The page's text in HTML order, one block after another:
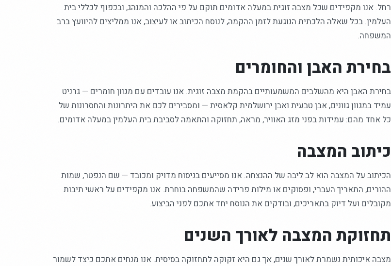
רחל. אנו מקפידים שכל מצבה זוגית במעלה אדומים תוקם על פי ההלכה והמנהג, ובכפוף לכללי בית
העלמין. בכל שאלה הלכתית הנוגעת לזמן ההקמה, לנוסח הכיתוב או לעיצוב, אנו ממליצים להיוועץ ברב
המשפחה.
בחירת האבן והחומרים
בחירת האבן היא מהשלבים המשמעותיים בהקמת מצבה זוגית. אנו עובדים עם מגוון חומרים — גרניט
עמיד במגוון גוונים, אבן טבעית ואבן ירושלמית קלאסית — ומסבירים לכם את היתרונות והחסרונות של
כל אחד מהם: עמידות בפני מזג האוויר, מראה, תחזוקה והתאמה לסביבת בית העלמין במעלה אדומים.
כיתוב המצבה
הכיתוב על המצבה הוא לב ליבה של ההנצחה. אנו מסייעים בניסוח מדויק ומכובד — שם הנפטר, שמות
ההורים, התאריך העברי, ופסוקים או מילות פרידה שהמשפחה בוחרת. אנו מקפידים על ראשי תיבות
מקובלים ועל דיוק בתאריכים, ובודקים את הנוסח יחד אתכם לפני הביצוע.
תחזוקת המצבה לאורך השנים
מצבה איכותית נשמרת לאורך שנים, אך גם היא זקוקה לתחזוקה בסיסית. אנו מנחים אתכם כיצד לשמור